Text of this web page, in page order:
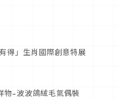
得」生肖國際創意特展
物-波波鴿絨毛氣偶裝